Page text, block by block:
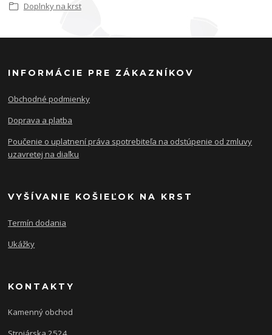
Doplnky na krst
INFORMÁCIE PRE ZÁKAZNÍKOV
Obchodné podmienky
Doprava a platba
Poučenie o uplatnení práva spotrebiteľa na odstúpenie od zmluvy
uzavretej na diaľku
VYŠÍVANIE KOŠIEĽOK NA KRST
Termín dodania
Ukážky
KONTAKTY
Kamenný obchod